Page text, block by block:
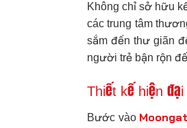
Không chỉ sở hữu
các trung tâm
sắm đến thư giãn
người trẻ bận rộn
Thiết kế hiện
Bước vào